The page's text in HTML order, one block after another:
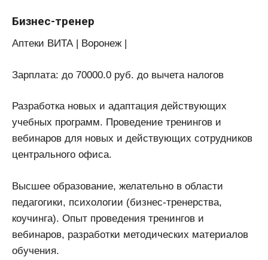
Бизнес-тренер
Аптеки ВИТА | Воронеж |
Зарплата: до 70000.0 руб. до вычета налогов
Разработка новых и адаптация действующих
учебных программ. Проведение тренингов и
вебинаров для новых и действующих сотрудников
центрального офиса.
Высшее образование, желательно в области
педагогики, психологии (бизнес-тренерства,
коучинга). Опыт проведения тренингов и
вебинаров, разработки методических материалов
обучения.